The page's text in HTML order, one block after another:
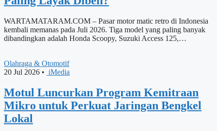
WARTAMATARAM.COM – Pasar motor matic retro di Indonesia
kembali memanas pada Juli 2026. Tiga model yang paling banyak
dibandingkan adalah Honda Scoopy, Suzuki Access 125,…
Olahraga & Otomotif
20 Jul 2026 • iMedia
Motul Luncurkan Program Kemitraan
Mikro untuk Perkuat Jaringan Bengkel
Lokal